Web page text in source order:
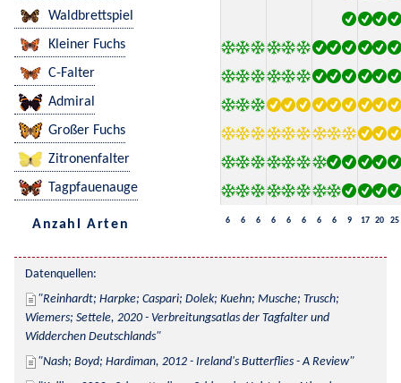
Waldbrettspiel
Kleiner Fuchs
C-Falter
Admiral
Großer Fuchs
Zitronenfalter
Tagpfauenauge
Anzahl Arten 6 6 6 6 6 6 6 6 9 17 20 25
Datenquellen:
Reinhardt; Harpke; Caspari; Dolek; Kuehn; Musche; Trusch;
Wiemers; Settele, 2020 - Verbreitungsatlas der Tagfalter und
Widderchen Deutschlands
Nash; Boyd; Hardiman, 2012 - Ireland's Butterflies - A Review